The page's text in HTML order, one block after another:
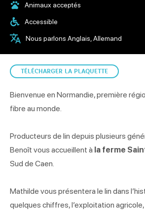
Animaux acceptés
Accessible
Nous parlons Anglais, Allemand
TÉLÉCHARGER LA PLAQUETTE
Bienvenue en Normandie, première
fibre au monde.
Producteurs de lin depuis plusieurs
Benoît vous accueillent à la ferme
Sud de Caen.
Mathilde vous présentera le lin dans
quelques chiffres, l’exploitation agricole,